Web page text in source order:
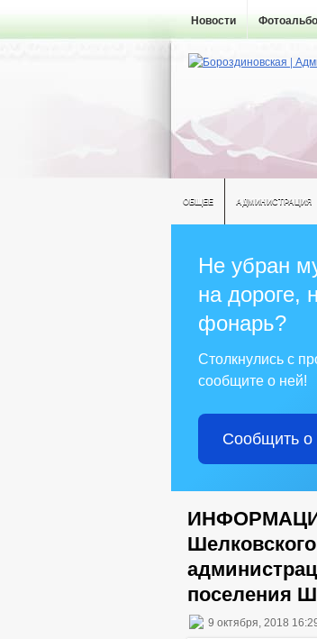
Новости
ОБЩЕЕ АДМИНИСТРАЦИЯ
Не убран
на дороге,
фонарь?
Столкнулись с
сообщите о ней!
Сообщить о
поселения
9 октября, 2018